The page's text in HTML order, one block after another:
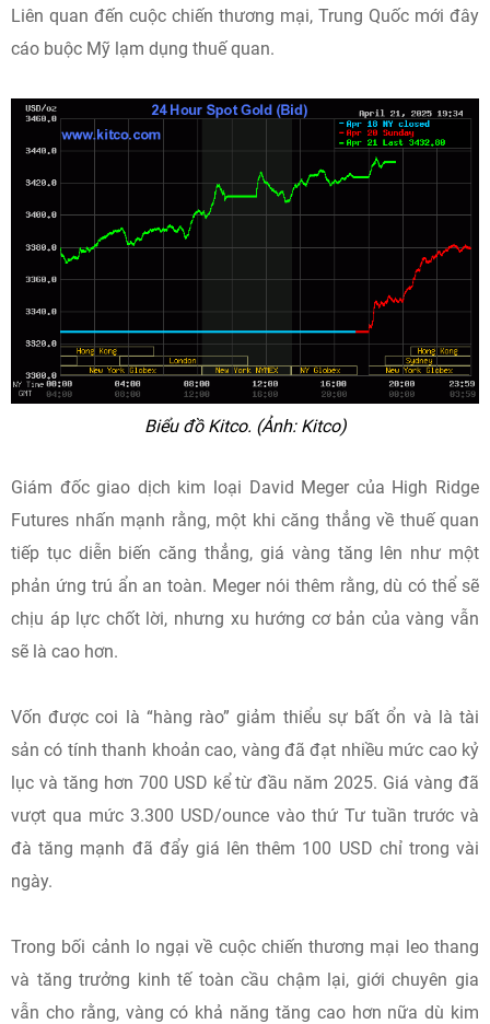
Liên quan đến cuộc chiến thương mại, Trung Quốc mới đây
cáo buộc Mỹ lạm dụng thuế quan.
Biểu đồ Kitco. (Ảnh: Kitco)
Giám đốc giao dịch kim loại David Meger của High Ridge
Futures nhấn mạnh rằng, một khi căng thẳng về thuế quan
tiếp tục diễn biến căng thẳng, giá vàng tăng lên như một
phản ứng trú ẩn an toàn. Meger nói thêm rằng, dù có thể sẽ
chịu áp lực chốt lời, nhưng xu hướng cơ bản của vàng vẫn
sẽ là cao hơn.
Vốn được coi là “hàng rào” giảm thiểu sự bất ổn và là tài
sản có tính thanh khoản cao, vàng đã đạt nhiều mức cao kỷ
lục và tăng hơn 700 USD kể từ đầu năm 2025. Giá vàng đã
vượt qua mức 3.300 USD/ounce vào thứ Tư tuần trước và
đà tăng mạnh đã đẩy giá lên thêm 100 USD chỉ trong vài
ngày.
Trong bối cảnh lo ngại về cuộc chiến thương mại leo thang
và tăng trưởng kinh tế toàn cầu chậm lại, giới chuyên gia
vẫn cho rằng, vàng có khả năng tăng cao hơn nữa dù kim